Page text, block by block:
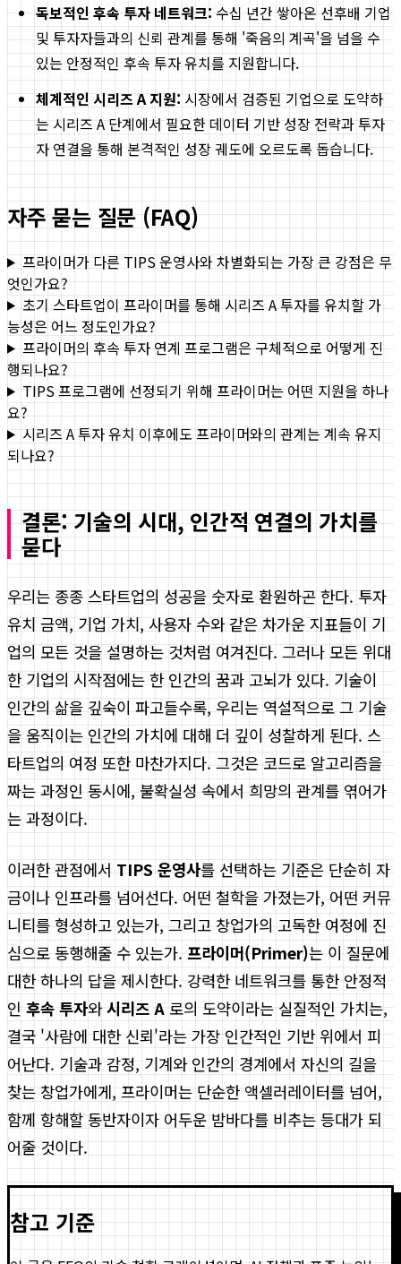
독보적인 후속 투자 네트워크: 수십 년간 쌓아온 선후배 기업
및 투자자들과의 신뢰 관계를 통해 '죽음의 계곡'을 넘을 수
있는 안정적인 후속 투자 유치를 지원합니다.
체계적인 시리즈 A 지원: 시장에서 검증된 기업으로 도약하
는 시리즈 A 단계에서 필요한 데이터 기반 성장 전략과 투자
자 연결을 통해 본격적인 성장 궤도에 오르도록 돕습니다.
자주 묻는 질문 (FAQ)
프라이머가 다른 TIPS 운영사와 차별화되는 가장 큰 강점은 무
엇인가요?
초기 스타트업이 프라이머를 통해 시리즈 A 투자를 유치할 가
능성은 어느 정도인가요?
프라이머의 후속 투자 연계 프로그램은 구체적으로 어떻게 진
행되나요?
TIPS 프로그램에 선정되기 위해 프라이머는 어떤 지원을 하나
요?
시리즈 A 투자 유치 이후에도 프라이머와의 관계는 계속 유지
되나요?
결론: 기술의 시대, 인간적 연결의 가치를
묻다
우리는 종종 스타트업의 성공을 숫자로 환원하곤 한다. 투자
유치 금액, 기업 가치, 사용자 수와 같은 차가운 지표들이 기
업의 모든 것을 설명하는 것처럼 여겨진다. 그러나 모든 위대
한 기업의 시작점에는 한 인간의 꿈과 고뇌가 있다. 기술이
인간의 삶을 깊숙이 파고들수록, 우리는 역설적으로 그 기술
을 움직이는 인간의 가치에 대해 더 깊이 성찰하게 된다. 스
타트업의 여정 또한 마찬가지다. 그것은 코드로 알고리즘을
짜는 과정인 동시에, 불확실성 속에서 희망의 관계를 엮어가
는 과정이다.
이러한 관점에서 TIPS 운영사를 선택하는 기준은 단순히 자
금이나 인프라를 넘어선다. 어떤 철학을 가졌는가, 어떤 커뮤
니티를 형성하고 있는가, 그리고 창업가의 고독한 여정에 진
심으로 동행해줄 수 있는가. 프라이머(Primer)는 이 질문에
대한 하나의 답을 제시한다. 강력한 네트워크를 통한 안정적
인 후속 투자와시리즈 A 로의 도약이라는 실질적인 가치는,
결국 '사람에 대한 신뢰'라는 가장 인간적인 기반 위에서 피
어난다. 기술과 감정, 기계와 인간의 경계에서 자신의 길을
찾는 창업가에게, 프라이머는 단순한 액셀러레이터를 넘어,
함께 항해할 동반자이자 어두운 밤바다를 비추는 등대가 되
어줄 것이다.
참고 기준